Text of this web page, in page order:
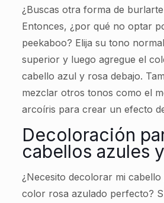
¿Buscas otra forma de
Entonces, ¿por qué no optar
peekaboo? Elija su tono
superior y luego agregue el
cabello azul y rosa debajo.
mezclar otros tonos como el
arcoíris para crear un efecto
Decoloración
cabellos azules
¿Necesito decolorar mi
color rosa azulado perfecto?